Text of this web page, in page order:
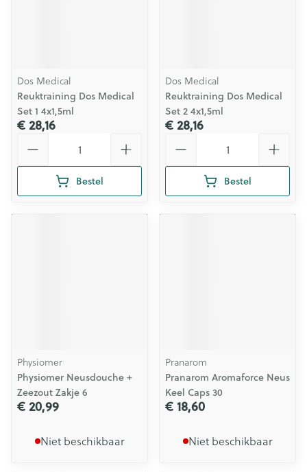
Dos Medical
Reuktraining Dos Medical
Set 1 4x1,5ml
€ 28,16
Bestel
Dos Medical
Reuktraining Dos Medical
Set 2 4x1,5ml
€ 28,16
Bestel
Physiomer
Physiomer Neusdouche +
Zeezout Zakje 6
€ 20,99
Niet beschikbaar
Pranarom
Pranarom Aromaforce Neus
Keel Caps 30
€ 18,60
Niet beschikbaar